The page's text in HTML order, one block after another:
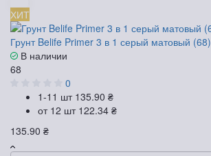
ХИТ
Грунт Belife Primer 3 в 1 серый матовый (68)
В наличии
68
0
1-11 шт 135.90 ₴
от 12 шт 122.34 ₴
135.90 ₴